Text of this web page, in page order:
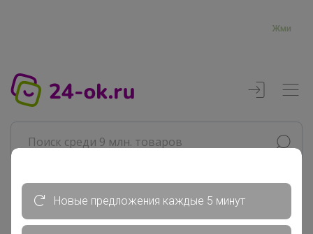
Жми
Новые предложения каждые 5 минут